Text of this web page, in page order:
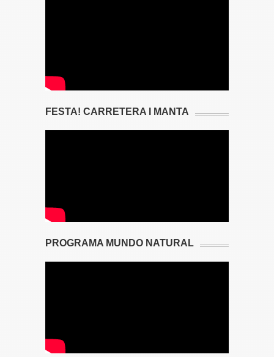
FESTA! CARRETERA I MANTA
PROGRAMA MUNDO NATURAL